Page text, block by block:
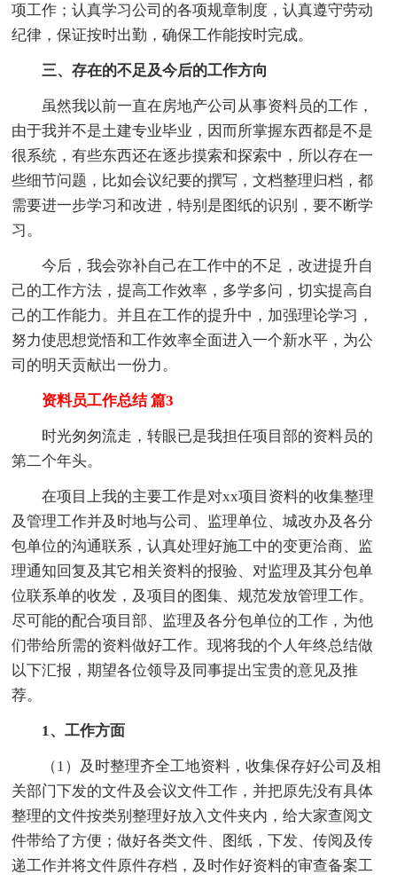
项工作；认真学习公司的各项规章制度，认真遵守劳动
纪律，保证按时出勤，确保工作能按时完成。
三、存在的不足及今后的工作方向
虽然我以前一直在房地产公司从事资料员的工作，
由于我并不是土建专业毕业，因而所掌握东西都是不是
很系统，有些东西还在逐步摸索和探索中，所以存在一
些细节问题，比如会议纪要的撰写，文档整理归档，都
需要进一步学习和改进，特别是图纸的识别，要不断学
习。
今后，我会弥补自己在工作中的不足，改进提升自
己的工作方法，提高工作效率，多学多问，切实提高自
己的工作能力。并且在工作的提升中，加强理论学习，
努力使思想觉悟和工作效率全面进入一个新水平，为公
司的明天贡献出一份力。
资料员工作总结 篇3
时光匆匆流走，转眼已是我担任项目部的资料员的
第二个年头。
在项目上我的主要工作是对xx项目资料的收集整理
及管理工作并及时地与公司、监理单位、城改办及各分
包单位的沟通联系，认真处理好施工中的变更洽商、监
理通知回复及其它相关资料的报验、对监理及其分包单
位联系单的收发，及项目的图集、规范发放管理工作。
尽可能的配合项目部、监理及各分包单位的工作，为他
们带给所需的资料做好工作。现将我的个人年终总结做
以下汇报，期望各位领导及同事提出宝贵的意见及推
荐。
1、工作方面
（1）及时整理齐全工地资料，收集保存好公司及相
关部门下发的文件及会议文件工作，并把原先没有具体
整理的文件按类别整理好放入文件夹内，给大家查阅文
件带给了方便；做好各类文件、图纸，下发、传阅及传
递工作并将文件原件存档，及时作好资料的审查备案工